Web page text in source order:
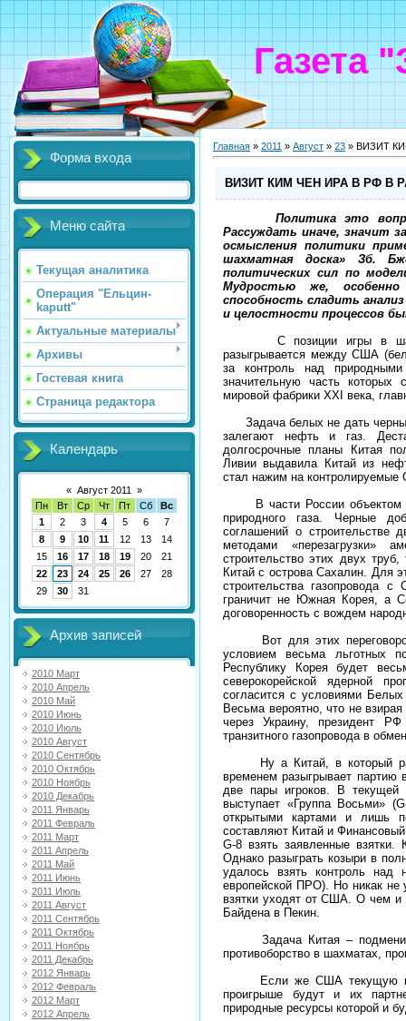
Газета
Форма входа
Меню сайта
Текущая аналитика
Операция "Ельцин-
kaputt"
Актуальные материалы
Архивы
Гостевая книга
Страница редактора
Календарь
« Август 2011
»
Пн
Вт Ср Чт Пт Сб
Вс
1
2 3 4 5 6
7
8
9 10 11 12 13
14
15
16 17 18 19 20
21
22
23 24 25 26 27
28
29
30 31
Архив записей
2010 Март
2010 Апрель
2010 Май
2010 Июнь
2010 Июль
2010 Август
2010 Сентябрь
2010 Октябрь
2010 Ноябрь
2010 Декабрь
2011 Январь
2011 Февраль
2011 Март
2011 Апрель
2011 Май
2011 Июнь
2011 Июль
2011 Август
2011 Сентябрь
2011 Октябрь
2011 Ноябрь
2011 Декабрь
2012 Январь
2012 Февраль
2012 Март
2012 Апрель
Главная » 2011 » Август » 23 » ВИЗИТ
ВИЗИТ КИМ ЧЕН ИРА В РФ В
Политика это
Рассуждать иначе, значит
осмысления политики
шахматная доска» Зб.
политических сил по
Мудростью же,
способность сладить
и целостности процессов
С позиции игры в
разыгрывается между США
за контроль над
значительную часть которых
мировой фабрики XXI века,
Задача белых не дать черным
залегают нефть и газ.
долгосрочные планы Китая
Ливии выдавила Китай из
стал нажим на
В части России объектом
природного газа. Черные
соглашений о строительстве
методами «перезагрузки»
строительство этих двух
Китай с острова Сахалин. Для
строительства
граничит не Южная Корея, а
договоренность с вождем
Вот для этих
условием весьма льготных
Республику Корея будет
северокорейской ядерной
согласится с условиями
Весьма вероятно, что не
через Украину, президент
транзитного газопровода в
Ну а Китай, в который раз
временем разыгрывает партию
две пары игроков. В
выступает «Группа Восьми»
открытыми картами и лишь
составляют Китай и
G-8 взять заявленные
Однако разыграть козыри в
удалось взять контроль
европейской ПРО). Но никак
взятки уходят от США. О чем и
Байдена в Пекин.
Задача Китая –
противоборство в шахматах,
Если же США текущую
проигрыше будут и их
природные ресурсы которой и